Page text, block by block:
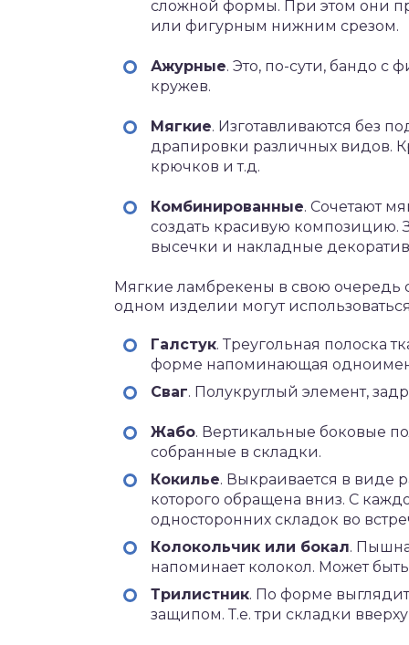
сложной формы. При этом они
или фигурным нижним срезом.
Ажурные. Это, по-сути, бандо
кружев.
Мягкие. Изготавливаются без
драпировки различных видов.
крючков и т.д.
Комбинированные. Сочетают
создать красивую композицию.
высечки и накладные
Мягкие ламбрекены в свою очередь
одном изделии могут
Галстук. Треугольная полоска
форме напоминающая
Сваг. Полукруглый элемент,
Жабо. Вертикальные боковые
собранные в складки.
Кокилье. Выкраивается в виде
которого обращена вниз. С
односторонних складок во
Колокольчик или бокал.
напоминает колокол. Может
Трилистник. По форме
защипом. Т.е. три складки